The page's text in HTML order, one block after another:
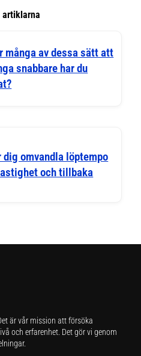
artiklarna
många av dessa sätt att
snabbare har du
dig omvandla löptempo
och tillbaka
är vår mission att försöka
och erfarenhet. Det gör vi genom